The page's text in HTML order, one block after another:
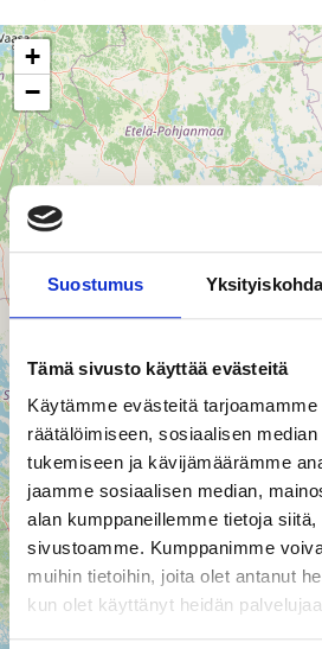
Suostumus
Tämä sivusto käyttää evästeitä
Käytämme evästeitä
räätälöimiseen, sosiaalisen
tukemiseen ja kävijämäärämme
jaamme sosiaalisen median,
alan kumppaneillemme tietoja
sivustoamme. Kumppanimme
muihin tietoihin, joita olet antanut
kun olet käyttänyt heidän
71
45
163
1162
+
−